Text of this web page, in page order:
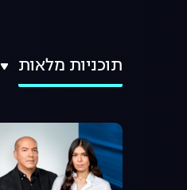
תוכניות מלאות